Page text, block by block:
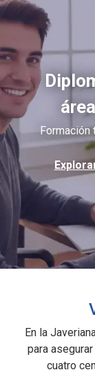
Formación
En la
para
cuatro